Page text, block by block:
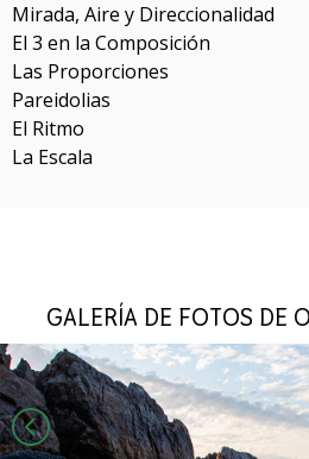
Mirada, Aire y Direccionalidad
El 3 en la Composición
Las Proporciones
Pareidolias
El Ritmo
La Escala
GALERÍA DE FOTOS DE